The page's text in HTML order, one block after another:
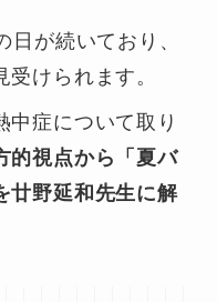
が続いており、
けられます。
中症について取り
的視点から「夏バ
廿野延和先生に解